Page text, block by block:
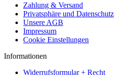
Zahlung & Versand
Privatsphäre und Datenschutz
Unsere AGB
Impressum
Cookie Einstellungen
Informationen
Widerrufsformular + Recht